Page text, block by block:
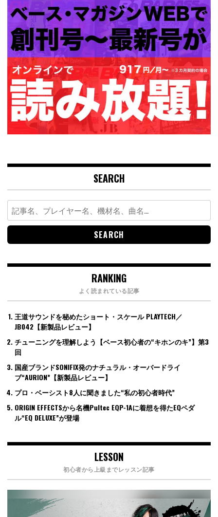
SEARCH
Search
for:
RANKING
よく読まれている記事
王道サウンドを秘めたショート・スケール PLAYTECH／
JB042【新製品レビュー】
チューニングを理解しよう【ベース初心者の“キホンのキ”】第3
回
国産ブランドSONIFIX発のナチュラル・オーバードライ
ブ“AURION”【新製品レビュー】
プロ・ベーシスト8人に聞きました“私の初心者時代”
ORIGIN EFFECTSから名機Pultec EQP-1Aに着想を得たEQペダ
ル“EQ DELUXE”が登場
LESSON
初心者から上級までレッスン記事